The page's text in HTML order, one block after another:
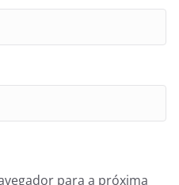
para a próxima